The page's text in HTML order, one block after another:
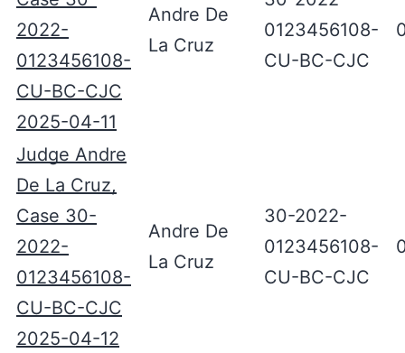
2022-
0123456108-
CU-BC-CJC
2025-04-11
Andre De
La Cruz
0123456108-
CU-BC-CJC
Judge Andre
De La Cruz,
Case 30-
2022-
0123456108-
CU-BC-CJC
2025-04-12
Andre De
La Cruz
30-2022-
0123456108-
CU-BC-CJC